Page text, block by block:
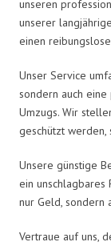
unseren
unserer
einen
Unser Service
sondern auch
Umzugs. Wir
geschützt werden,
Unsere günstige
ein unschlagbares
nur Geld, sondern
Vertraue auf uns,